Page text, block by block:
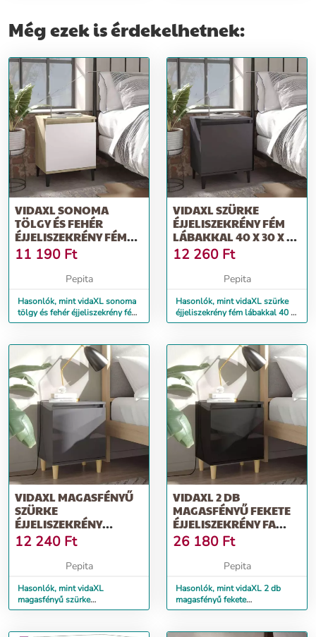
Még ezek is érdekelhetnek:
VIDAXL SONOMA
TÖLGY ÉS FEHÉR
ÉJJELISZEKRÉNY FÉM
LÁBAKKAL 40X30X50
CM
11 190 Ft
Pepita
Hasonlók, mint vidaXL sonoma
tölgy és fehér éjjeliszekrény fém
lábakkal 40x30x50 cm
VIDAXL SZÜRKE
ÉJJELISZEKRÉNY FÉM
LÁBAKKAL 40 X 30 X 50
CM
12 260 Ft
Pepita
Hasonlók, mint vidaXL szürke
éjjeliszekrény fém lábakkal 40 x
30 x 50 cm
VIDAXL MAGASFÉNYŰ
SZÜRKE
ÉJJELISZEKRÉNY
TÖMÖR FA LÁBAKKAL
40X30X50 CM
12 240 Ft
Pepita
Hasonlók, mint vidaXL
magasfényű szürke
éjjeliszekrény tömör fa lábakkal
VIDAXL 2 DB
MAGASFÉNYŰ FEKETE
ÉJJELISZEKRÉNY FA
LÁBAKKAL 40X30X50
CM
26 180 Ft
Pepita
Hasonlók, mint vidaXL 2 db
magasfényű fekete
éjjeliszekrény fa lábakkal